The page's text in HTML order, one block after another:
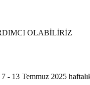
OLABİLİRİZ
7 - 13 Temmuz 2025